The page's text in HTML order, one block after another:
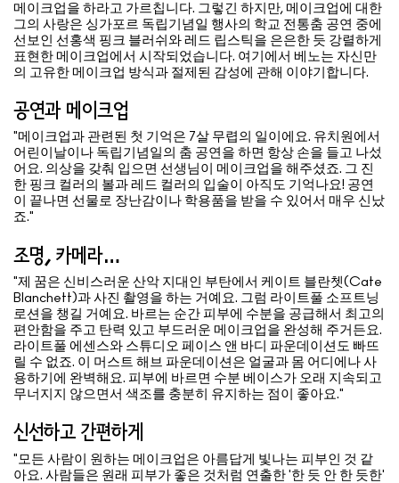
메이크업을 하라고 가르칩니다. 그렇긴 하지만, 메이크업에 대한
그의 사랑은 싱가포르 독립기념일 행사의 학교 전통춤 공연 중에
선보인 선홍색 핑크 블러쉬와 레드 립스틱을 은은한 듯 강렬하게
표현한 메이크업에서 시작되었습니다. 여기에서 베노는 자신만
의 고유한 메이크업 방식과 절제된 감성에 관해 이야기합니다.
공연과 메이크업
"메이크업과 관련된 첫 기억은 7살 무렵의 일이에요. 유치원에서
어린이날이나 독립기념일의 춤 공연을 하면 항상 손을 들고 나섰
어요. 의상을 갖춰 입으면 선생님이 메이크업을 해주셨죠. 그 진
한 핑크 컬러의 볼과 레드 컬러의 입술이 아직도 기억나요! 공연
이 끝나면 선물로 장난감이나 학용품을 받을 수 있어서 매우 신났
죠."
조명, 카메라…
"제 꿈은 신비스러운 산악 지대인 부탄에서 케이트 블란쳇(Cate
Blanchett)과 사진 촬영을 하는 거예요. 그럼 라이트풀 소프트닝
로션을 챙길 거예요. 바르는 순간 피부에 수분을 공급해서 최고의
편안함을 주고 탄력 있고 부드러운 메이크업을 완성해 주거든요.
라이트풀 에센스와 스튜디오 페이스 앤 바디 파운데이션도 빠뜨
릴 수 없죠. 이 머스트 해브 파운데이션은 얼굴과 몸 어디에나 사
용하기에 완벽해요. 피부에 바르면 수분 베이스가 오래 지속되고
무너지지 않으면서 색조를 충분히 유지하는 점이 좋아요."
신선하고 간편하게
"모든 사람이 원하는 메이크업은 아름답게 빛나는 피부인 것 같
아요. 사람들은 원래 피부가 좋은 것처럼 연출한 '한 듯 안 한 듯한'